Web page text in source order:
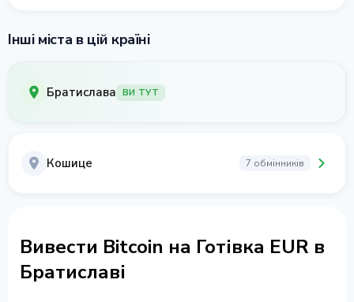
Інші міста в цій країні
Братислава ВИ ТУТ
Кошице 7 обмінників
Вивести Bitcoin на Готівка EUR в
Братиславі